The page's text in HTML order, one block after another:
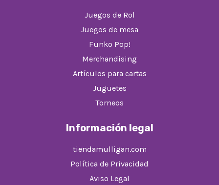
Juegos de Rol
Juegos de mesa
Funko Pop!
Merchandising
Artículos para cartas
Juguetes
Torneos
Información legal
tiendamulligan.com
Política de Privacidad
Aviso Legal